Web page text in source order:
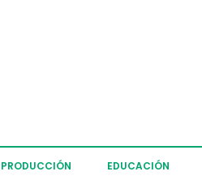
PRODUCCIÓN EDUCACIÓN